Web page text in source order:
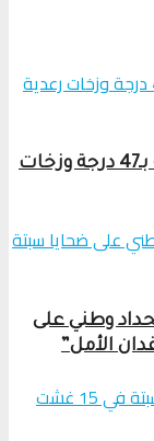
الأرصاد الجوية تحذر من موجة حر قياسية بـ47 درجة وزخات
وطني على
الأمل”